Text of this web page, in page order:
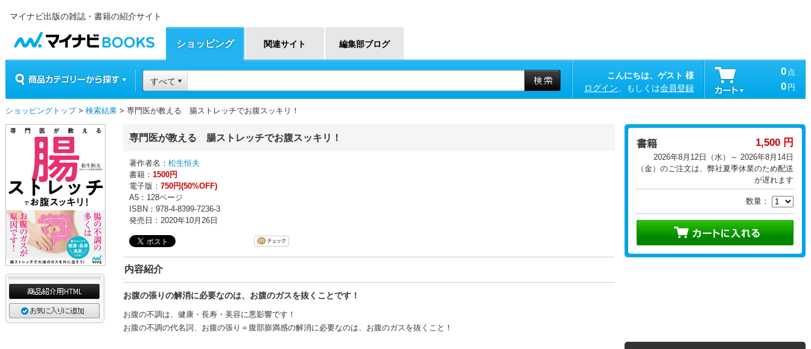
マイナビ出版の雑誌・書籍の紹介サイト
マイナビBOOKS
ショッピング 関連サイト 編集部ブログ
すべて
こんにちは、ゲスト 様
ログイン 、もしくは会員登録
0 点
0 円
ショッピングトップ> 検索結果 > 専門医が教える 腸ストレッチでお腹スッキリ！
専門医が教える 腸ストレッチでお腹スッキリ！
著作者名： 松生恒夫
書籍： 1500円
電子版： 750円(50%OFF)
A5：128ページ
ISBN：978-4-8399-7236-3
発売日：2020年10月26日
内容紹介
お腹の張りの解消に必要なのは、お腹のガスを抜くことです！
お腹の不調は、健康・長寿・美容に悪影響です！
お腹の不調の代名詞、お腹の張り＝腹部膨満感の解消に必要なのは、お腹のガスを抜くこと！
書籍 1,500 円
2026年8月12日（水）～ 2026年8月14日
（金）のご注文は、弊社夏季休業のため配送
が遅れます
数量：